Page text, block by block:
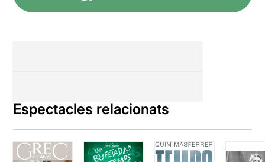
Espectacles relacionats